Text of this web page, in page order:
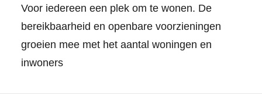
Voor iedereen een plek om te wonen. De
bereikbaarheid en openbare voorzieningen
groeien mee met het aantal woningen en
inwoners